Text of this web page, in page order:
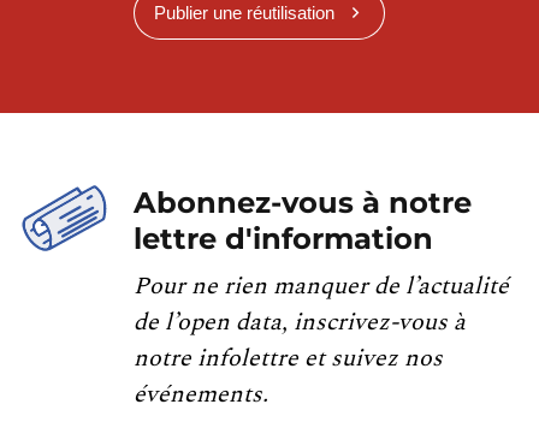
Publier une réutilisation
Abonnez-vous à notre
lettre d'information
Pour ne rien manquer de l’actualité
de l’open data, inscrivez-vous à
notre infolettre et suivez nos
événements.